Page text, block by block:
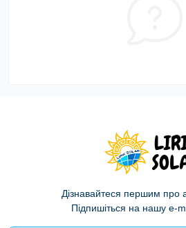
Дізнавайтеся першим про
Підпишіться на нашу e-